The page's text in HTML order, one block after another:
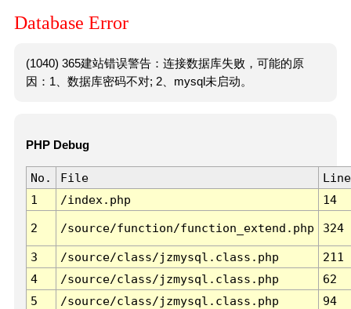
Database Error
(1040) 365建站错误警告：连接数据库失败，可能的原
因：1、数据库密码不对; 2、mysql未启动。
PHP Debug
No. File
Line
1
/index.php 14
2 /source/function/function_extend.php 324
3 /source/class/jzmysql.class.php
211
4
/source/class/jzmysql.class.php
62
5
/source/class/jzmysql.class.php
94